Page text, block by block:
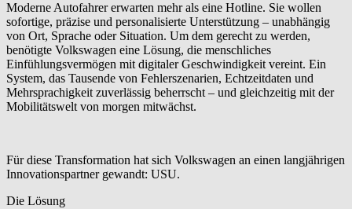
Moderne Autofahrer erwarten mehr als eine Hotline. Sie wollen
sofortige, präzise und personalisierte Unterstützung – unabhängig
von Ort, Sprache oder Situation. Um dem gerecht zu werden,
benötigte Volkswagen eine Lösung, die menschliches
Einfühlungsvermögen mit digitaler Geschwindigkeit vereint. Ein
System, das Tausende von Fehlerszenarien, Echtzeitdaten und
Mehrsprachigkeit zuverlässig beherrscht – und gleichzeitig mit der
Mobilitätswelt von morgen mitwächst.
Für diese Transformation hat sich Volkswagen an einen langjährigen
Innovationspartner gewandt: USU.
Die Lösung